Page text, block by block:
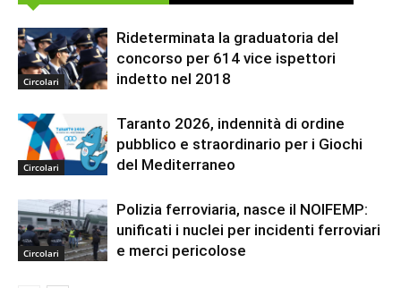
Circolari
Rideterminata la graduatoria del
concorso per 614 vice ispettori
indetto nel 2018
Circolari
Taranto 2026, indennità di ordine
pubblico e straordinario per i Giochi
del Mediterraneo
Circolari
Polizia ferroviaria, nasce il NOIFEMP:
unificati i nuclei per incidenti ferroviari
e merci pericolose